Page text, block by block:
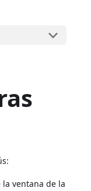
ventana de la